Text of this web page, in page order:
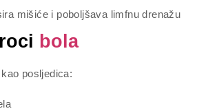
mišiće i poboljšava limfnu drenažu
bola
posljedica: